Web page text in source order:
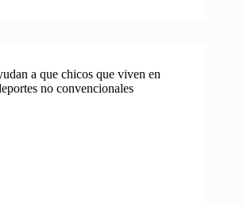
a que chicos que viven en
no convencionales